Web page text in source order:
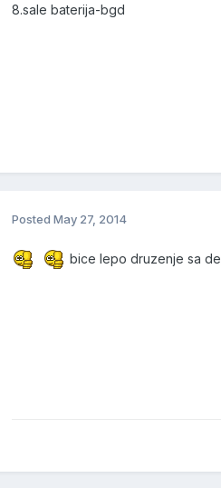
8.sale baterija-bgd
Posted May 27, 2014
bice lepo druzenje sa